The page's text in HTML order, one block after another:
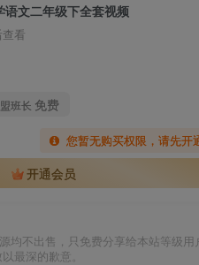
文二年级下全套视频
看
班长 免费
您暂无购买权限，请先开
开通会员
均不出售，只免费分享给本站等级用
最深的歉意。